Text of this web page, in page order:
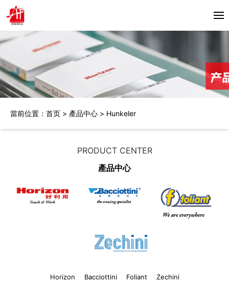
首頁
產品中心
Horizon
Foliant
Zechini
合作夥伴
解決方案
新聞資訊
公司動態
代理商信息
聯繫我們
當前位置： 首页 > 產品中心 > Hunkeler
PRODUCT CENTER
產品中心
Horizon Bacciottini Foliant Zechini